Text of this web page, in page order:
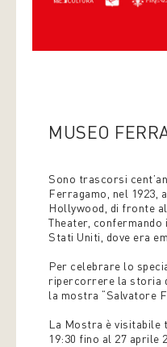
MUSEO
Sono trascorsi
Ferragamo, nel 1923,
Hollywood, di fronte al
Theater,
Stati Uniti, dove era
Per celebrare lo
ripercorrere la storia
la mostra “Salvatore
La Mostra è visitabile
19:30 fino al 27 aprile